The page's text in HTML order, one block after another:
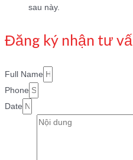
sau này.
Đăng ký nhận tư
Full Name
Phone
Date